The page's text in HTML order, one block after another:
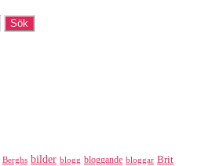
Berghs bilder blogg bloggande bloggar Brit